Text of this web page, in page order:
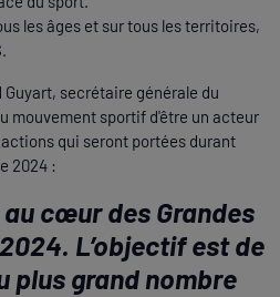
les âges et sur tous les territoires,
secrétaire générale du
mouvement sportif d'être un acteur
qui seront portées durant
2024 :
au cœur des Grandes
L’objectif est de
plus grand nombre